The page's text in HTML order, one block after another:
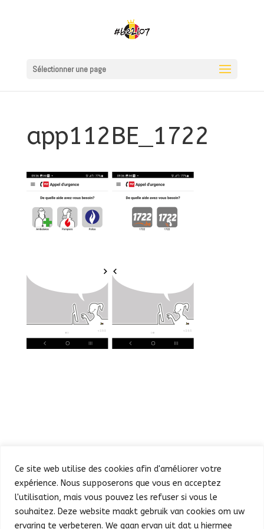
Ce site web utilise des cookies afin d'améliorer votre
expérience. Nous supposerons que vous en acceptez
l'utilisation, mais vous pouvez les refuser si vous le
souhaitez. Deze website maakt gebruik van cookies om uw
ervaring te verbeteren. We gaan ervan uit dat u hiermee
Sélectionner une page
app112BE_1722
Défilé
Fête au Parc